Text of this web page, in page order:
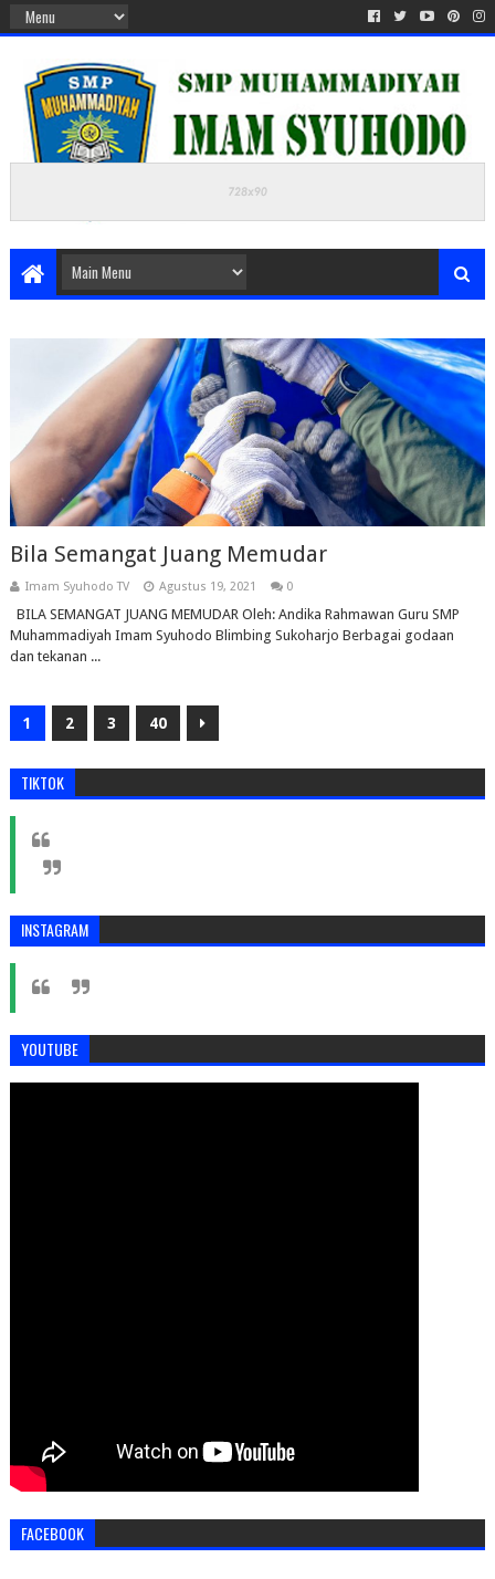
Bila Semangat Juang Memudar
Imam Syuhodo TV Agustus 19, 2021 0
BILA SEMANGAT JUANG MEMUDAR Oleh: Andika Rahmawan Guru SMP
Muhammadiyah Imam Syuhodo Blimbing Sukoharjo Berbagai godaan
dan tekanan ...
1 2 3 40
TIKTOK
INSTAGRAM
YOUTUBE
FACEBOOK